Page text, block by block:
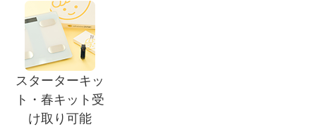
スターターキッ
ト・春キット受
け取り可能